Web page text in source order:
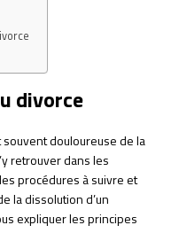
divorce
douloureuse de la
retrouver dans les
procédures à suivre et
la dissolution d’un
expliquer les principes